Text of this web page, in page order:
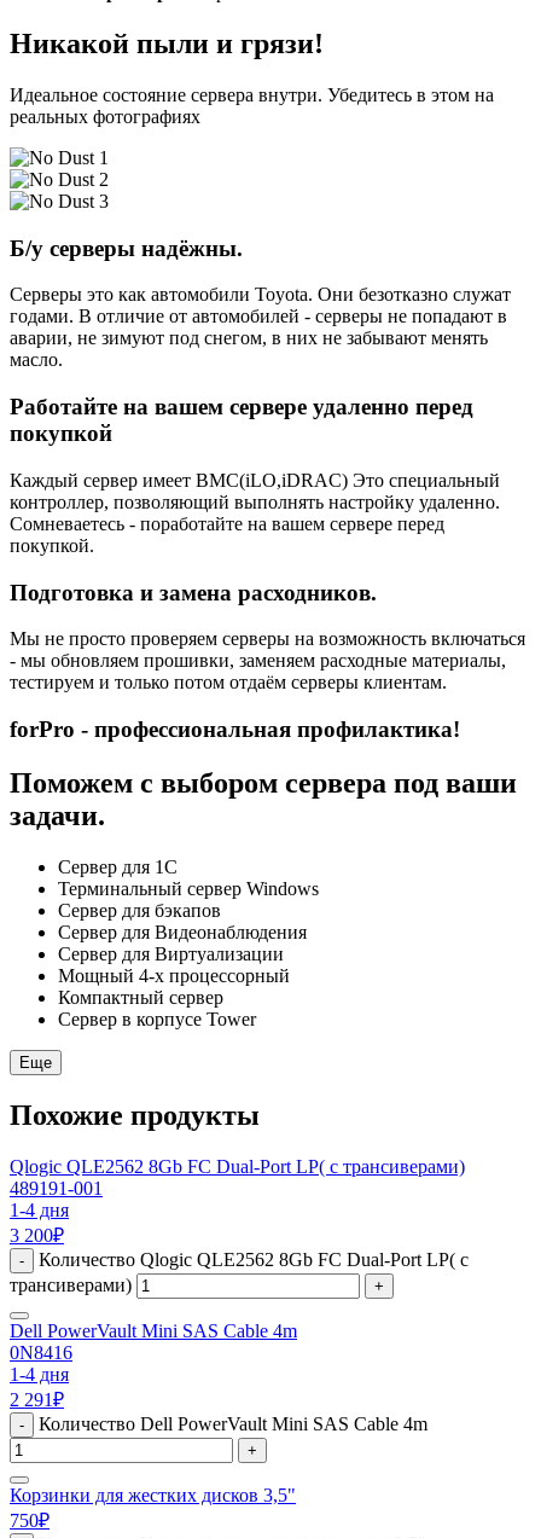
Никакой пыли и грязи!
Идеальное состояние сервера внутри. Убедитесь в этом на
реальных фотографиях
Б/у серверы надёжны.
Серверы это как автомобили Toyota. Они безотказно служат
годами. В отличие от автомобилей - серверы не попадают в
аварии, не зимуют под снегом, в них не забывают менять
масло.
Работайте на вашем сервере удаленно перед
покупкой
Каждый сервер имеет BMC(iLO,iDRAC) Это специальный
контроллер, позволяющий выполнять настройку удаленно.
Сомневаетесь - поработайте на вашем сервере перед
покупкой.
Подготовка и замена расходников.
Мы не просто проверяем серверы на возможность включаться
- мы обновляем прошивки, заменяем расходные материалы,
тестируем и только потом отдаём серверы клиентам.
forPro - профессиональная профилактика!
Поможем с выбором сервера под ваши
задачи.
Сервер для 1С
Терминальный сервер Windows
Сервер для бэкапов
Сервер для Видеонаблюдения
Сервер для Виртуализации
Мощный 4-х процессорный
Компактный сервер
Сервер в корпусе Tower
Еще
Похожие продукты
Qlogic QLE2562 8Gb FC Dual-Port LP( с трансиверами)
489191-001
1-4 дня
3 200₽
-
Количество Qlogic QLE2562 8Gb FC Dual-Port LP( с
трансиверами)
+
Dell PowerVault Mini SAS Cable 4m
0N8416
1-4 дня
2 291₽
- Количество Dell PowerVault Mini SAS Cable 4m
+
Корзинки для жестких дисков 3,5"
750₽